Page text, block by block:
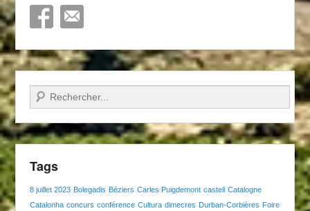
Recherche
Tags
8 juillet 2023 Bolegadis Béziers Carles Puigdemont castell
Catalogne
Catalonha concurs conférence Cultura dimecres Durban-Corbières Foire